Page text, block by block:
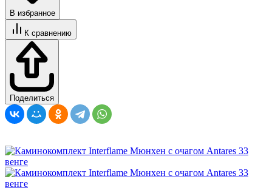
В избранное
К сравнению
Поделиться